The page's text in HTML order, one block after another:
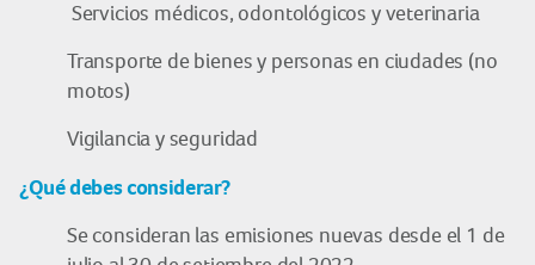
Servicios médicos, odontológicos y veterinaria
Transporte de bienes y personas en ciudades (no
motos)
Vigilancia y seguridad
¿Qué debes considerar?
Se consideran las emisiones nuevas desde el 1 de